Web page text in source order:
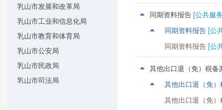
乳山市发展和改革局
乳山市工业和信息化局
乳山市教育和体育局
乳山市公安局
乳山市民政局
乳山市司法局
同期资料报告 [公共服
同期资料报告 [公
同期资料报告 [公
其他出口退（免）税
其他出口退（免
其他出口退（免